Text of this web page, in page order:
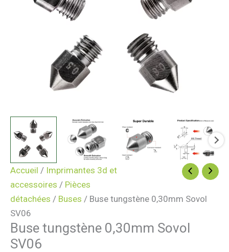
Accueil / Imprimantes 3d et
accessoires / Pièces
détachées / Buses / Buse tungstène 0,30mm Sovol
SV06
Buse tungstène 0,30mm Sovol
SV06